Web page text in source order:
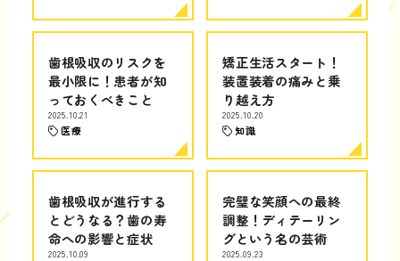
歯根吸収のリスクを
最小限に！患者が知
っておくべきこと
2025.10.21
医療
矯正生活スタート！
装置装着の痛みと乗
り越え方
2025.10.20
知識
歯根吸収が進行する
とどうなる？歯の寿
命への影響と症状
2025.10.09
完璧な笑顔への最終
調整！ディテーリン
グという名の芸術
2025.09.23